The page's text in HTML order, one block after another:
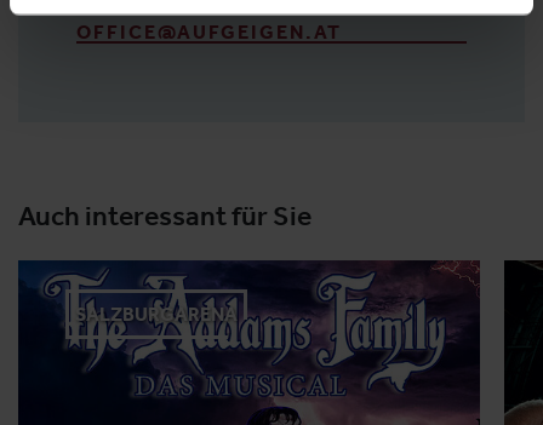
OFFICE@AUFGEIGEN.AT
Auch interessant für Sie
SALZBURGARENA